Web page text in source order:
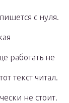
с нуля.
работать не
текст читал.
не стоит.